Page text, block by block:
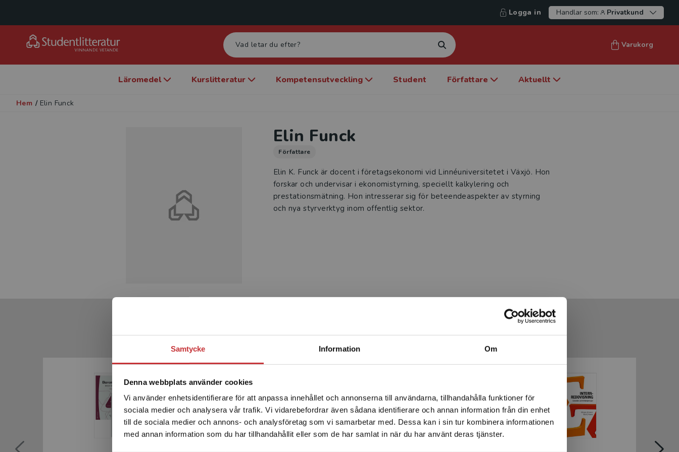
Samtycke Information Om
Denna webbplats använder cookies
Vi använder enhetsidentifierare för att anpassa innehållet och annonserna till användarna, tillhandahålla funktioner för
sociala medier och analysera vår trafik. Vi vidarebefordrar även sådana identifierare och annan information från din enhet
till de sociala medier och annons- och analysföretag som vi samarbetar med. Dessa kan i sin tur kombinera informationen
med annan information som du har tillhandahållit eller som de har samlat in när du har använt deras tjänster.
Begränsad fraktregion
Det verkar som att du besöker studentlitteratur.se via en
enhet utanför Sverige. Vi erbjuder inte leveranser utanför
Sverige. För att kunna slutföra ett köp måste
leveransadressen vara i Sverige.Läs mer
Logga in Handlar som: Privatkund
Varukorg
Läromedel Kurslitteratur Kompetensutveckling Student Författare Aktuellt
Hem / Elin Funck
Elin Funck
Författare
Elin K. Funck är docent i företagsekonomi vid Linnéuniversitetet i Växjö. Hon
forskar och undervisar i ekonomistyrning, speciellt kalkylering och
prestationsmätning. Hon intresserar sig för beteendeaspekter av styrning
och nya styrverktyg inom offentlig sektor.
Produkter